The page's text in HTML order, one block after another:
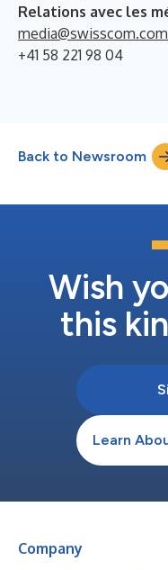
Relations avec les
media@swisscom.com
+41 58 221 98 04
Back to Newsroom
Wish
this
Learn
Company